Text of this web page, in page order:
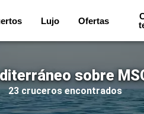
Lujo Ofertas
sobre
23 cruceros encontrados